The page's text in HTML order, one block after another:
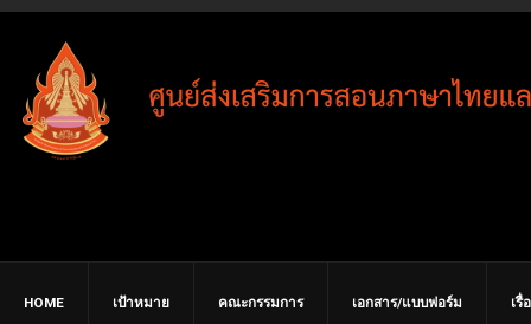
HOME เป้าหมาย คณะกรรมการ เอกสาร/แบบฟอร์ม เรื่